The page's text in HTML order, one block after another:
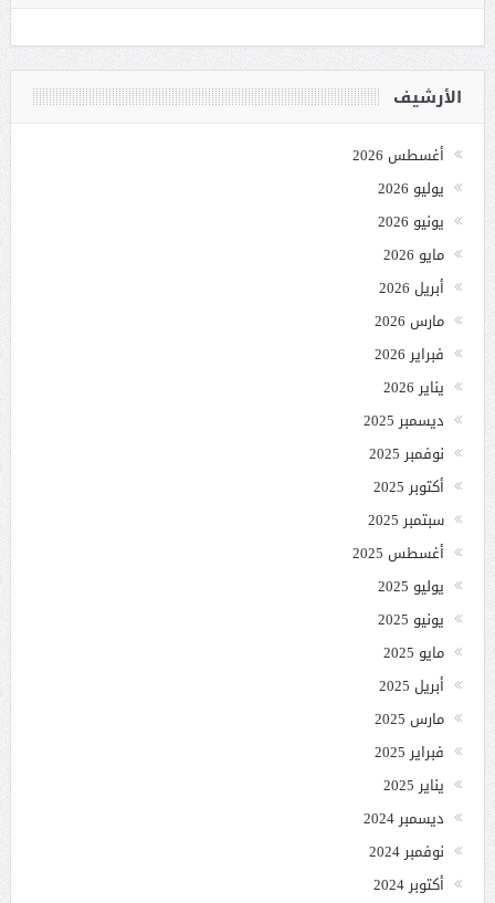
الأرشيف
أغسطس 2026
يوليو 2026
يونيو 2026
مايو 2026
أبريل 2026
مارس 2026
فبراير 2026
يناير 2026
ديسمبر 2025
نوفمبر 2025
أكتوبر 2025
سبتمبر 2025
أغسطس 2025
يوليو 2025
يونيو 2025
مايو 2025
أبريل 2025
مارس 2025
فبراير 2025
يناير 2025
ديسمبر 2024
نوفمبر 2024
أكتوبر 2024